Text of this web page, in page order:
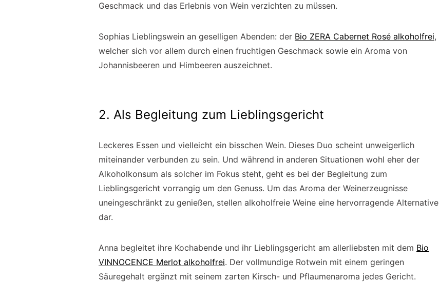
Geschmack und das Erlebnis von Wein verzichten zu müssen.
Sophias Lieblingswein an geselligen Abenden: der Bio ZERA Cabernet Rosé alkoholfrei,
welcher sich vor allem durch einen fruchtigen Geschmack sowie ein Aroma von
Johannisbeeren und Himbeeren auszeichnet.
2. Als Begleitung zum Lieblingsgericht
Leckeres Essen und vielleicht ein bisschen Wein. Dieses Duo scheint unweigerlich
miteinander verbunden zu sein. Und während in anderen Situationen wohl eher der
Alkoholkonsum als solcher im Fokus steht, geht es bei der Begleitung zum
Lieblingsgericht vorrangig um den Genuss. Um das Aroma der Weinerzeugnisse
uneingeschränkt zu genießen, stellen alkoholfreie Weine eine hervorragende Alternative
dar.
Anna begleitet ihre Kochabende und ihr Lieblingsgericht am allerliebsten mit dem Bio
VINNOCENCE Merlot alkoholfrei. Der vollmundige Rotwein mit einem geringen
Säuregehalt ergänzt mit seinem zarten Kirsch- und Pflaumenaroma jedes Gericht.